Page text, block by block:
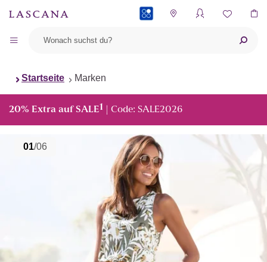
Startseite Marken
20% Extra auf SALE1 | Code: SALE2026
01/06